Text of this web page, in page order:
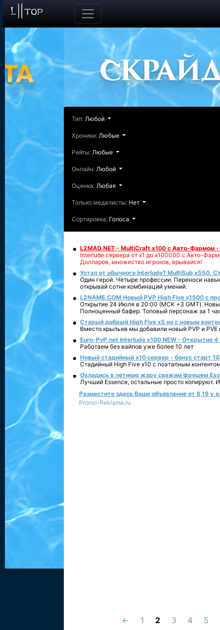
Тип: Любой
Хроники: Любые
Рейты: Любые
Онлайн: Любой
Оценка: Любая
Только медалисты: Нет
Сортировка: Голоса
L2MAD.NET - MultiCraft x100 с Авто-Фармом
Interlude сервера от х1 до х100000 с Авто-
Долларов, множество игроков, врывайся!
Устал от обычного Interlude? MultiSub x550.
Один герой. Четыре профессии. Переноси
открывай сотни комбинаций умений.
L2NAME.COM Новый PVP High Five x1500 с
Открытие 24 Июля в 20:00 (МСК +3 GMT).
Полноценный бафер. Топовый персонаж за 1
Старый добрый High Five x5 но с новым
Вместо крыльев мы добавили новый PVP и PVE
Euro-PvP.net Interlude х100 NEW - Открытие 4
Работаем без вайпов уже более 10 лет
Новый стадийный х10 сервер - бонус старт
Стадийный High Five x10 с поэтапным
Охладись в летнюю жару свежим фрешем
Лучший Essence, остальные просто копируют.
Разместите здесь Ваше объявление от 8,19
Promo-Reklama.ru
← 1 2 3 4 5